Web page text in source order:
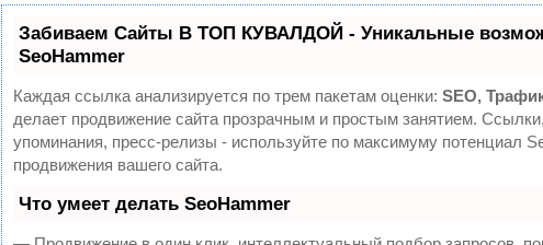
Забиваем Сайты В ТОП КУВАЛДОЙ - Уникальные
SeoHammer
Каждая ссылка анализируется по трем пакетам оценки:SEO,
делает продвижение сайта прозрачным и простым занятием.
упоминания, пресс-релизы - используйте по максимуму потенциал
продвижения вашего сайта.
Что умеет делать SeoHammer